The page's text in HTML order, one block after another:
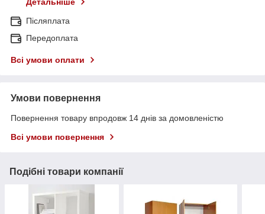
Детальніше
Післяплата
Передоплата
Всі умови оплати
Умови повернення
Повернення товару впродовж 14 днів за домовленістю
Всі умови повернення
Подібні товари компанії